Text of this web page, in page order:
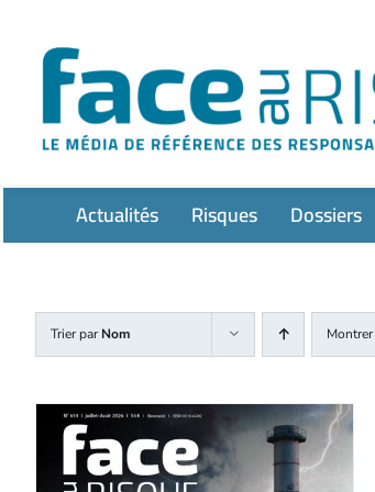
contenu
Actualités Risques Dossiers
Trier parNom Montrer